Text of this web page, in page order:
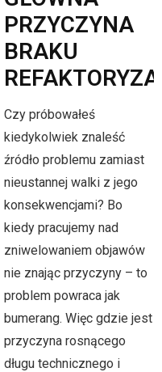
PRZYCZYNA
BRAKU
Czy próbowałeś
kiedykolwiek znaleść
źródło problemu zamiast
nieustannej walki z jego
konsekwencjami? Bo
kiedy pracujemy nad
zniwelowaniem objawów
nie znając przyczyny – to
problem powraca jak
bumerang. Więc gdzie jest
przyczyna rosnącego
długu technicznego i